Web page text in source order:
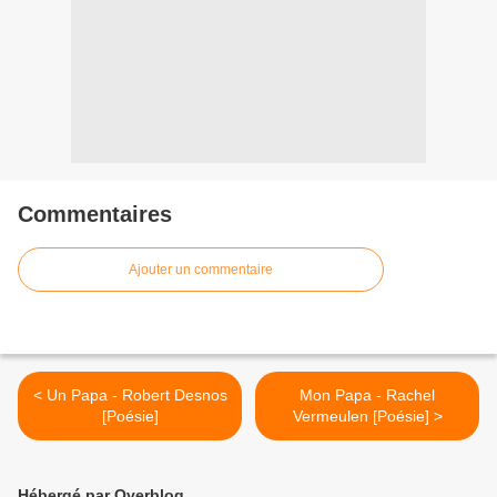
Commentaires
Ajouter un commentaire
< Un Papa - Robert Desnos
[Poésie]
Mon Papa - Rachel
Vermeulen [Poésie] >